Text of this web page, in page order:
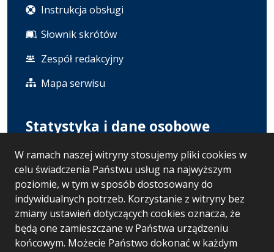
W ramach naszej witryny stosujemy pliki cookies w
celu świadczenia Państwu usług na najwyższym
poziomie, w tym w sposób dostosowany do
indywidualnych potrzeb. Korzystanie z witryny bez
zmiany ustawień dotyczących cookies oznacza, że
będą one zamieszczane w Państwa urządzeniu
końcowym. Możecie Państwo dokonać w każdym
Instrukcja obsługi
Słownik skrótów
Zespół redakcyjny
Mapa serwisu
Statystyka i dane osobowe
Statystyki oglądalności
Polityka prywatności
RODO